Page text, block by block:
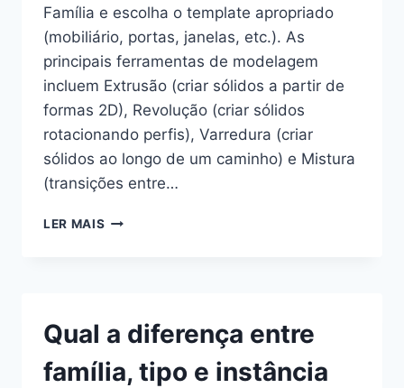
Família e escolha o template apropriado
(mobiliário, portas, janelas, etc.). As
principais ferramentas de modelagem
incluem Extrusão (criar sólidos a partir de
formas 2D), Revolução (criar sólidos
rotacionando perfis), Varredura (criar
sólidos ao longo de um caminho) e Mistura
(transições entre…
LER MAIS COMO
QUAIS
UTILIZAR?
Qual a diferença entre
família, tipo e instância